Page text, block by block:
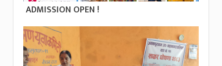
ADMISSION OPEN !